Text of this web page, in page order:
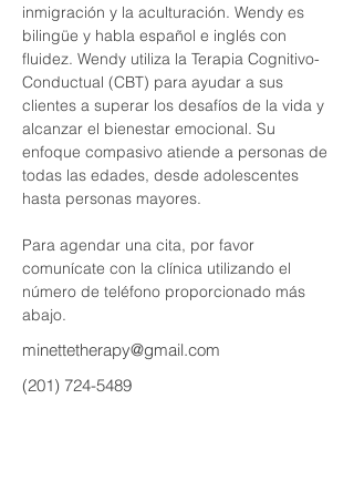
inmigración y la aculturación. Wendy es
bilingüe y habla español e inglés con
fluidez. Wendy utiliza la Terapia Cognitivo-
Conductual (CBT) para ayudar a sus
clientes a superar los desafíos de la vida y
alcanzar el bienestar emocional. Su
enfoque compasivo atiende a personas de
todas las edades, desde adolescentes
hasta personas mayores.
Para agendar una cita, por favor
comunícate con la clínica utilizando el
número de teléfono proporcionado más
abajo.
minettetherapy@gmail.com
(201) 724-5489